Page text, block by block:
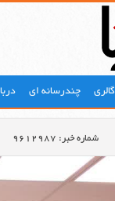
گالری چندرسانه ای
شماره خبر: 9612987